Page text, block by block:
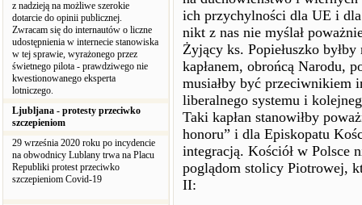
z nadzieją na możliwe szerokie
dotarcie do opinii publicznej.
Zwracam się do internautów o liczne
udostępnienia w internecie stanowiska
w tej sprawie, wyrażonego przez
świetnego pilota - prawdziwego nie
kwestionowanego eksperta
lotniczego.
Ljubljana - protesty przeciwko
szczepieniom
29 września 2020 roku po incydencie
na obwodnicy Lublany trwa na Placu
Republiki protest przeciwko
szczepieniom Covid-19
ich przychylności dla UE i
nikt z nas nie myślał
Żyjący ks. Popiełuszko
kapłanem, obrońcą Narodu,
musiałby być przeciwnikiem
liberalnego systemu i
Taki kapłan stanowiłby
honoru” i dla Episkopatu
integracją. Kościół w Polsce
poglądom stolicy Piotrowej,
II: